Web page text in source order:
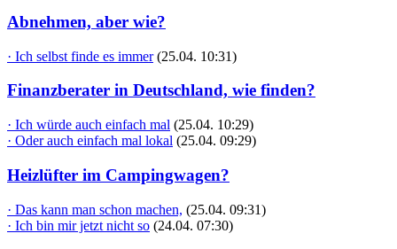
Abnehmen, aber wie?
· Ich selbst finde es immer (25.04. 10:31)
Finanzberater in Deutschland, wie finden?
· Ich würde auch einfach mal (25.04. 10:29)
· Oder auch einfach mal lokal (25.04. 09:29)
Heizlüfter im Campingwagen?
· Das kann man schon machen, (25.04. 09:31)
· Ich bin mir jetzt nicht so (24.04. 07:30)